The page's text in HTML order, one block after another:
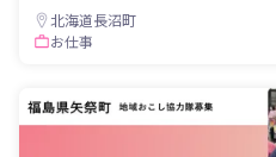
北海道長沼町
お仕事